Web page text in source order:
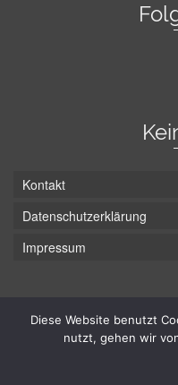
Kontakt
Datenschutzerklärung
Impressum
© Hans-Wurst.net - Gute Laune seit
Diese Website benutzt
nutzt, gehen wir